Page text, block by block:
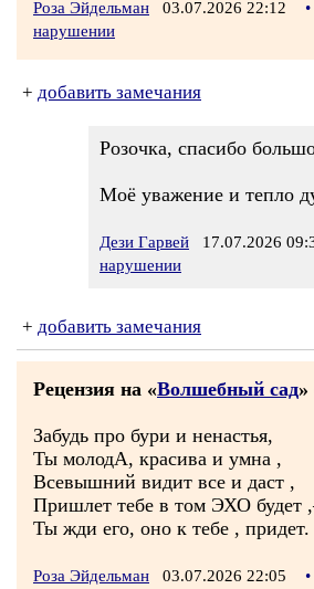
Роза Эйдельман 03.07.2026 22:12 •
нарушении
+ добавить замечания
Розочка, спасибо
Моё уважение и тепло
Дези Гарвей 17.07.2026
нарушении
+ добавить замечания
Рецензия на «Волшебный сад»
Забудь про бури и ненастья,
Ты молодА, красива и умна ,
Всевышний видит все и даст ,
Пришлет тебе в том ЭХО будет
Ты жди его, оно к тебе , придет.
Роза Эйдельман 03.07.2026 22:05 •